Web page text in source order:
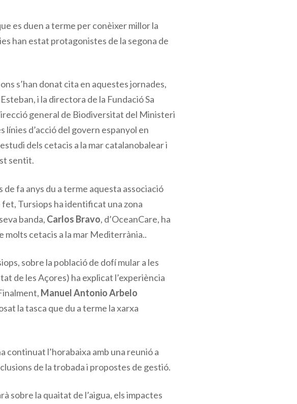
es duen a terme per conèixer millor la
han estat protagonistes de la segona de
s’han donat cita en aquestes jornades,
i la directora de la Fundació Sa
general de Biodiversitat del Ministeri
línies d’acció del govern espanyol en
dels cetacis a la mar catalanobalear i
sentit.
de fa anys du a terme aquesta associació
fet, Tursiops ha identificat una zona
banda, Carlos Bravo, d’OceanCare, ha
molts cetacis a la mar Mediterrània..
sobre la població de dofí mular a les
de les Açores) ha explicat l’experiència
Manuel Antonio Arbelo
la tasca que du a terme la xarxa
continuat l’horabaixa amb una reunió a
de la trobada i propostes de gestió.
sobre la quaitat de l’aigua, els impactes